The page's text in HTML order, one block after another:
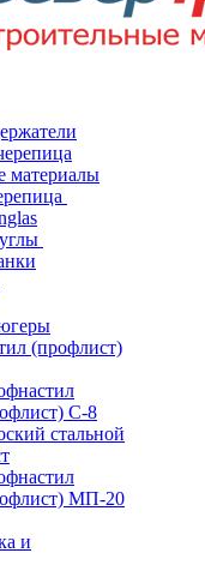
материалы
(профлист)
С-8
стальной
МП-20
и